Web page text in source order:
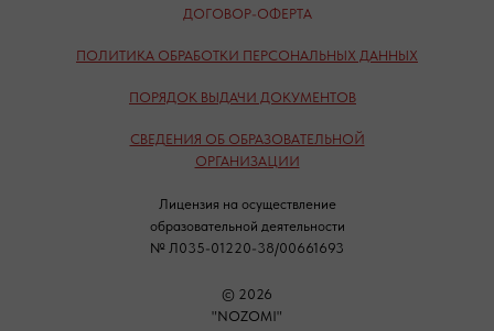
ДОГОВОР-ОФЕРТА
ПОЛИТИКА ОБРАБОТКИ ПЕРСОНАЛЬНЫХ ДАННЫХ
СВЕДЕНИЯ ОБ ОБРАЗОВАТЕЛЬНОЙ
ОРГАНИЗАЦИИ
ПОРЯДОК ВЫДАЧИ ДОКУМЕНТОВ
© 2026
"NOZOMI"
Лицензия на осуществление
образовательной деятельности
№ Л035-01220-38/00661693